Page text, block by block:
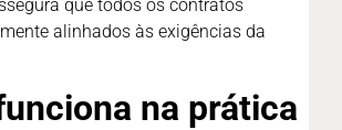
que todos os contratos
alinhados às exigências da
na prática